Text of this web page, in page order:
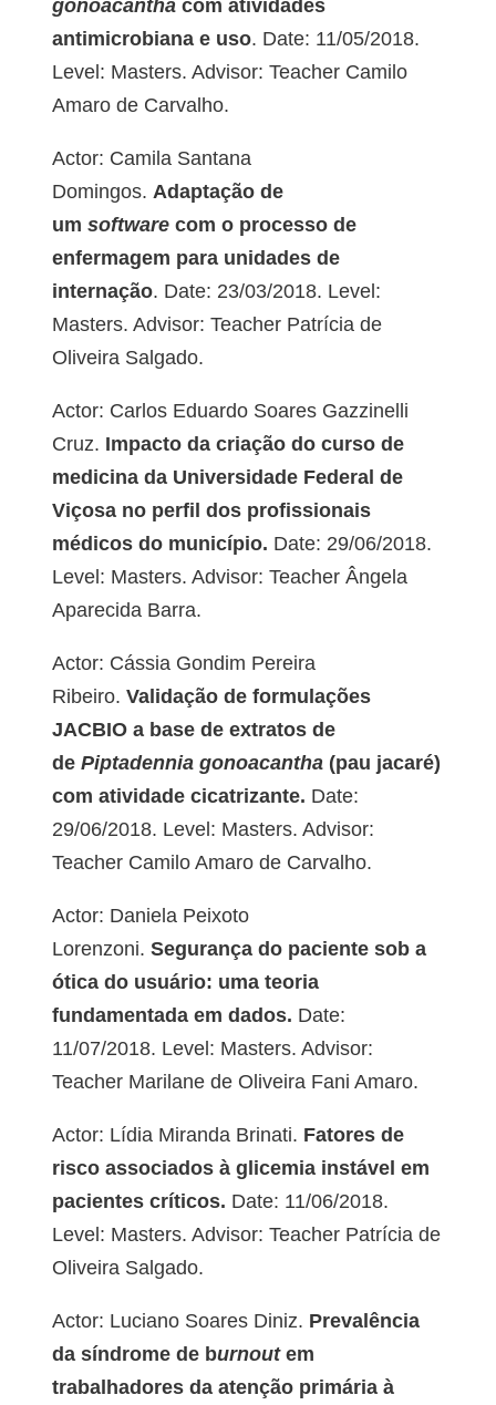
gonoacanthacom atividades
antimicrobiana e uso. Date: 11/05/2018.
Level: Masters. Advisor: Teacher Camilo
Amaro de Carvalho.
Actor: Camila Santana
Domingos. Adaptação de
um softwarecom o processo de
enfermagem para unidades de
internação. Date: 23/03/2018. Level:
Masters. Advisor: Teacher Patrícia de
Oliveira Salgado.
Actor: Carlos Eduardo Soares Gazzinelli
Cruz. Impacto da criação do curso de
medicina da Universidade Federal de
Viçosa no perfil dos profissionais
médicos do município. Date: 29/06/2018.
Level: Masters. Advisor: Teacher Ângela
Aparecida Barra.
Actor: Cássia Gondim Pereira
Ribeiro. Validação de formulações
JACBIO a base de extratos de
de Piptadennia gonoacantha(pau jacaré)
com atividade cicatrizante. Date:
29/06/2018. Level: Masters. Advisor:
Teacher Camilo Amaro de Carvalho.
Actor: Daniela Peixoto
Lorenzoni. Segurança do paciente sob a
ótica do usuário: uma teoria
fundamentada em dados. Date:
11/07/2018. Level: Masters. Advisor:
Teacher Marilane de Oliveira Fani Amaro.
Actor: Lídia Miranda Brinati. Fatores de
risco associados à glicemia instável em
pacientes críticos. Date: 11/06/2018.
Level: Masters. Advisor: Teacher Patrícia de
Oliveira Salgado.
Actor: Luciano Soares Diniz. Prevalência
da síndrome de burnoutem
trabalhadores da atenção primária à